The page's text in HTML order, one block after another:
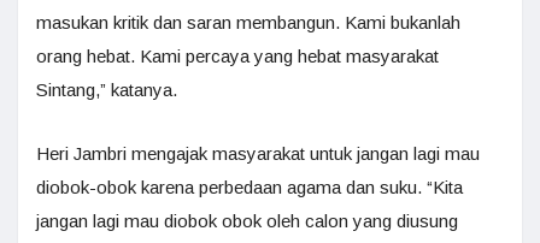
masukan kritik dan saran membangun. Kami bukanlah
orang hebat. Kami percaya yang hebat masyarakat
Sintang,” katanya.
Heri Jambri mengajak masyarakat untuk jangan lagi mau
diobok-obok karena perbedaan agama dan suku. “Kita
jangan lagi mau diobok obok oleh calon yang diusung